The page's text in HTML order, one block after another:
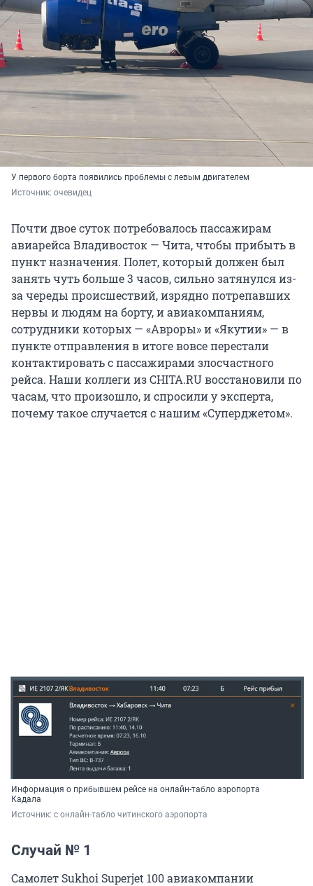
У первого борта появились проблемы с левым двигателем
Источник: очевидец
Почти двое суток потребовалось пассажирам
авиарейса Владивосток — Чита, чтобы прибыть в
пункт назначения. Полет, который должен был
занять чуть больше 3 часов, сильно затянулся из-
за череды происшествий, изрядно потрепавших
нервы и людям на борту, и авиакомпаниям,
сотрудники которых — «Авроры» и «Якутии» — в
пункте отправления в итоге вовсе перестали
контактировать с пассажирами злосчастного
рейса. Наши коллеги из CHITA.RU восстановили по
часам, что произошло, и спросили у эксперта,
почему такое случается с нашим «Суперджетом».
Информация о прибывшем рейсе на онлайн-табло аэропорта
Кадала
Источник: с онлайн-табло читинского аэропорта
Случай № 1
Самолет Sukhoi Superjet 100 авиакомпании